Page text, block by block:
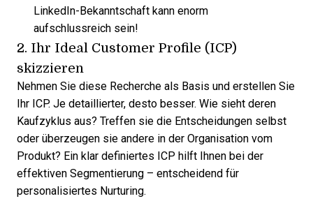
LinkedIn-Bekanntschaft kann enorm
aufschlussreich sein!
2. Ihr Ideal Customer Profile (ICP)
skizzieren
Nehmen Sie diese Recherche als Basis und erstellen Sie
Ihr ICP. Je detaillierter, desto besser. Wie sieht deren
Kaufzyklus aus? Treffen sie die Entscheidungen selbst
oder überzeugen sie andere in der Organisation vom
Produkt? Ein klar definiertes ICP hilft Ihnen bei der
effektiven Segmentierung – entscheidend für
personalisiertes Nurturing.